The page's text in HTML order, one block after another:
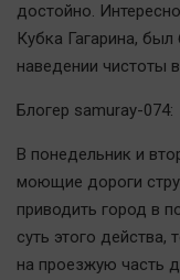
Происшествия
Здоровье
Курилка
Мнения
Спорт
Технологии
достойно.
Кубка Гагарина,
наведении чистоты
Блогер samuray-074:
В понедельник и
моющие дороги
приводить город в
суть этого
на проезжую часть